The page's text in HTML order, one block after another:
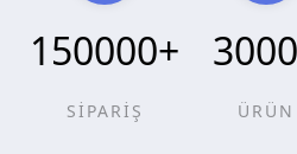
150000+
SİPARİŞ
3000
ÜRÜN